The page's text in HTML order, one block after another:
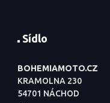
Sídlo
BOHEMIAMOTO.CZ
KRAMOLNA 230
54701 NÁCHOD